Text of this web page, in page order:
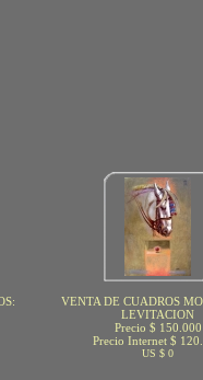
VENTA DE CUADROS
LEVITACION
Precio $ 150.000
Precio Internet $
US $ 0